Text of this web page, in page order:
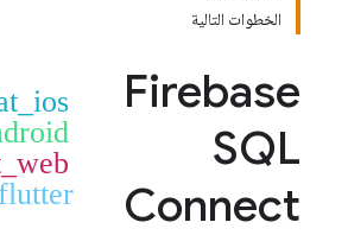
الخطوات التالية
Firebase
SQL
Connect